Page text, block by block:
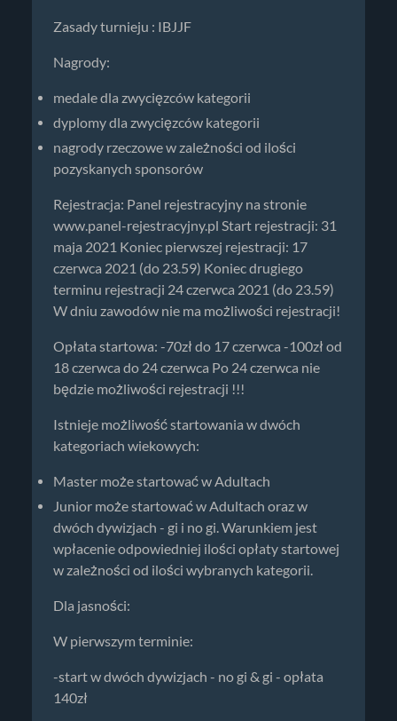
Zasady turnieju : IBJJF
Nagrody:
medale dla zwycięzców kategorii
dyplomy dla zwycięzców kategorii
nagrody rzeczowe w zależności od ilości
pozyskanych sponsorów
Rejestracja: Panel rejestracyjny na stronie
www.panel-rejestracyjny.pl Start rejestracji: 31
maja 2021 Koniec pierwszej rejestracji: 17
czerwca 2021 (do 23.59) Koniec drugiego
terminu rejestracji 24 czerwca 2021 (do 23.59)
W dniu zawodów nie ma możliwości rejestracji!
Opłata startowa: -70zł do 17 czerwca -100zł od
18 czerwca do 24 czerwca Po 24 czerwca nie
będzie możliwości rejestracji !!!
Istnieje możliwość startowania w dwóch
kategoriach wiekowych:
Master może startować w Adultach
Junior może startować w Adultach oraz w
dwóch dywizjach - gi i no gi. Warunkiem jest
wpłacenie odpowiedniej ilości opłaty startowej
w zależności od ilości wybranych kategorii.
Dla jasności:
W pierwszym terminie:
-start w dwóch dywizjach - no gi & gi - opłata
140zł